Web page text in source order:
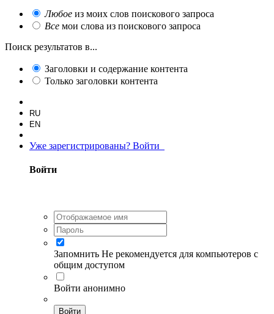
Любое из моих слов поискового запроса
Все мои слова из поискового запроса
Поиск результатов в...
Заголовки и содержание контента
Только заголовки контента
RU
EN
Уже зарегистрированы? Войти
Войти
Запомнить Не рекомендуется для компьютеров с
общим доступом
Войти анонимно
Войти